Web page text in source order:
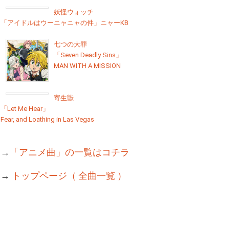
妖怪ウォッチ
「アイドルはウーニャニャの件」ニャーKB
七つの大罪
「Seven Deadly Sins」
MAN WITH A MISSION
寄生獣
「Let Me Hear」
Fear, and Loathing in Las Vegas
→ 「アニメ曲」の一覧はコチラ
→ トップページ（ 全曲一覧 ）